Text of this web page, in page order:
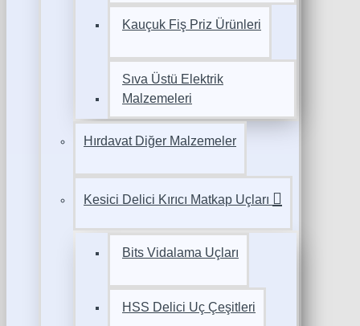
Kauçuk Fiş Priz Ürünleri
Sıva Üstü Elektrik
Malzemeleri
Hırdavat Diğer Malzemeler
Kesici Delici Kırıcı Matkap Uçları
Bits Vidalama Uçları
HSS Delici Uç Çeşitleri